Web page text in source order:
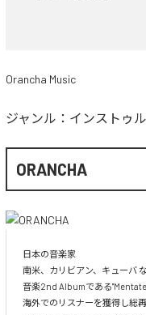
Orancha Music
ジャンル： インストゥ
ORANCHA
日本の音楽家
南米、カリビアン、キューバ
音楽2nd Albumである
海外でのリスナーを獲得し総